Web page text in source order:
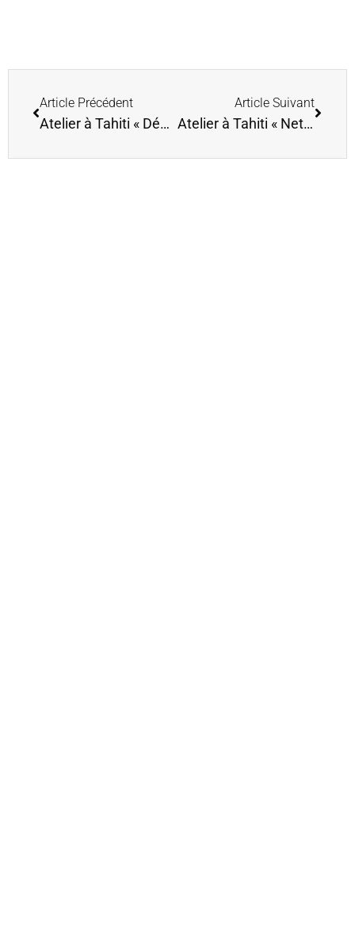
Article Précédent
Atelier à Tahiti « Définir ses objectifs pour 2018 »
Article Suivant
Atelier à Tahiti « Nettoyer ses programmes inconscients » 6 mars tahiti